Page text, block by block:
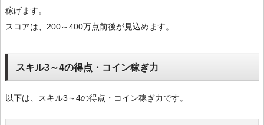
稼げます。
スコアは、200～400万点前後が見込めます。
スキル3～4の得点・コイン稼ぎ力
以下は、スキル3～4の得点・コイン稼ぎ力です。